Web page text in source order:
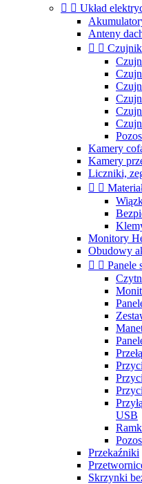
  Układ
Anteny
 
Kamery
Kamery
Liczniki,
 
Monitory
Obudowy
  Panele
USB
Przekaźniki
Skrzynki